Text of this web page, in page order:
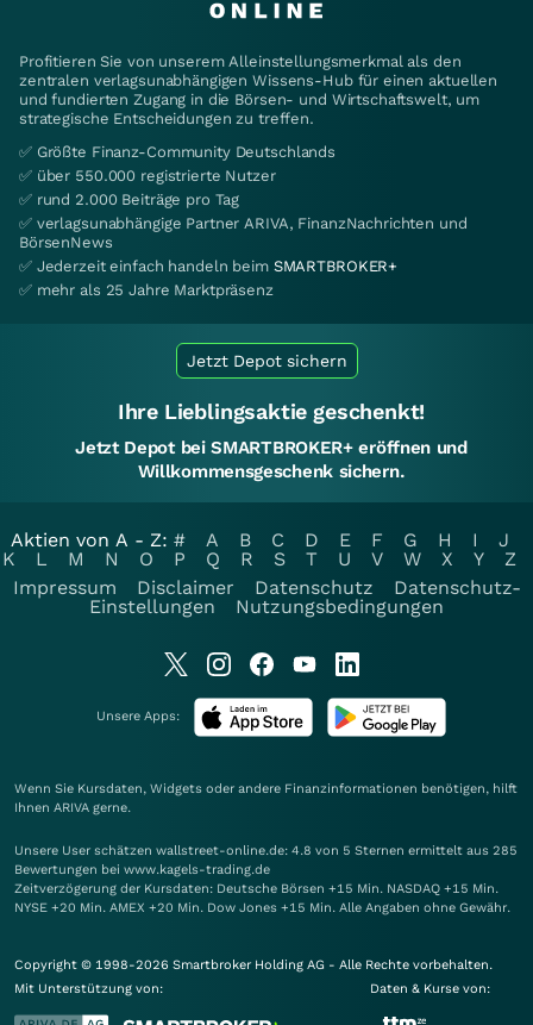
Profitieren Sie von unserem Alleinstellungsmerkmal als den
zentralen verlagsunabhängigen Wissens-Hub für einen aktuellen
und fundierten Zugang in die Börsen- und Wirtschaftswelt, um
strategische Entscheidungen zu treffen.
✅ Größte Finanz-Community Deutschlands
✅ über 550.000 registrierte Nutzer
✅ rund 2.000 Beiträge pro Tag
✅ verlagsunabhängige Partner ARIVA, FinanzNachrichten und
BörsenNews
✅ Jederzeit einfach handeln beim SMARTBROKER+
✅ mehr als 25 Jahre Marktpräsenz
Jetzt Depot sichern
Ihre Lieblingsaktie geschenkt!
Jetzt Depot bei SMARTBROKER+ eröffnen und
Willkommensgeschenk sichern.
Aktien von A - Z: # A B C D E F G H I
J
K
L M N O P Q R S T U V W X Y
Z
Impressum
Disclaimer Datenschutz
Datenschutz-
Einstellungen
Nutzungsbedingungen
Unsere Apps:
Wenn Sie Kursdaten, Widgets oder andere Finanzinformationen benötigen, hilft
Ihnen ARIVA gerne.
Unsere User schätzen wallstreet-online.de: 4.8 von 5 Sternen ermittelt aus 285
Bewertungen bei www.kagels-trading.de
Zeitverzögerung der Kursdaten: Deutsche Börsen +15 Min. NASDAQ +15 Min.
NYSE +20 Min. AMEX +20 Min. Dow Jones +15 Min. Alle Angaben ohne Gewähr.
Copyright © 1998-2026 Smartbroker Holding AG - Alle Rechte vorbehalten.
Mit Unterstützung von:
Daten & Kurse von: